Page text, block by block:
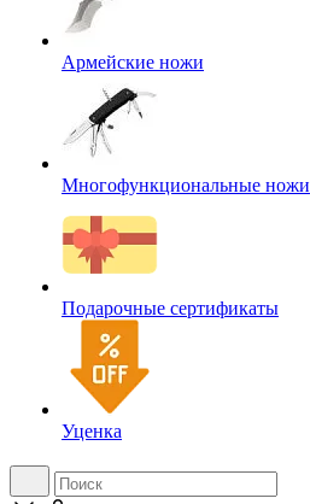
Армейские ножи
Многофункциональные ножи
Подарочные сертификаты
Уценка